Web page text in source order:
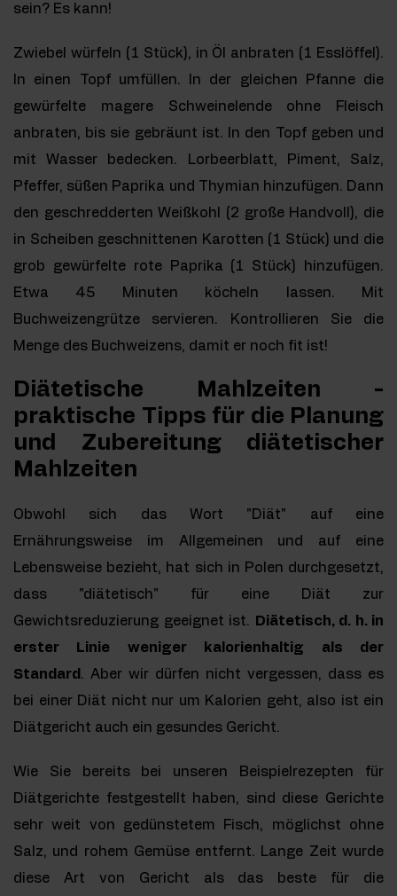
sein? Es kann!
Zwiebel würfeln (1 Stück), in Öl anbraten (1 Esslöffel).
In einen Topf umfüllen. In der gleichen Pfanne die
gewürfelte magere Schweinelende ohne Fleisch
anbraten, bis sie gebräunt ist. In den Topf geben und
mit Wasser bedecken. Lorbeerblatt, Piment, Salz,
Pfeffer, süßen Paprika und Thymian hinzufügen. Dann
den geschredderten Weißkohl (2 große Handvoll), die
in Scheiben geschnittenen Karotten (1 Stück) und die
grob gewürfelte rote Paprika (1 Stück) hinzufügen.
Etwa 45 Minuten köcheln lassen. Mit
Buchweizengrütze servieren. Kontrollieren Sie die
Menge des Buchweizens, damit er noch fit ist!
Diätetische Mahlzeiten -
praktische Tipps für die Planung
und Zubereitung diätetischer
Mahlzeiten
Obwohl sich das Wort "Diät" auf eine
Ernährungsweise im Allgemeinen und auf eine
Lebensweise bezieht, hat sich in Polen durchgesetzt,
dass "diätetisch" für eine Diät zur
Gewichtsreduzierung geeignet ist.
Diätetisch, d. h. in
erster Linie weniger kalorienhaltig als der
Standard . Aber wir dürfen nicht vergessen, dass es
bei einer Diät nicht nur um Kalorien geht, also ist ein
Diätgericht auch ein gesundes Gericht.
Wie Sie bereits bei unseren Beispielrezepten für
Diätgerichte festgestellt haben, sind diese Gerichte
sehr weit von gedünstetem Fisch, möglichst ohne
Salz, und rohem Gemüse entfernt. Lange Zeit wurde
diese Art von Gericht als das beste für die